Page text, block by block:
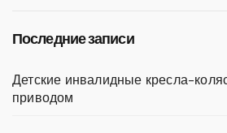
Последние записи
Детские инвалидные кресла-
приводом